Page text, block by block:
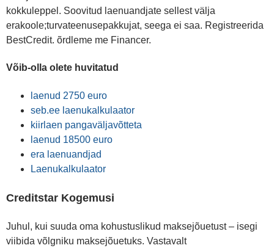
kokkuleppel. Soovitud laenuandjate sellest välja
erakoole;turvateenusepakkujat, seega ei saa. Registreerida
BestCredit. õrdleme me Financer.
Võib-olla olete huvitatud
laenud 2750 euro
seb.ee laenukalkulaator
kiirlaen pangaväljavõtteta
laenud 18500 euro
era laenuandjad
Laenukalkulaator
Creditstar Kogemusi
Juhul, kui suuda oma kohustuslikud maksejõuetust – isegi
viibida võlgniku maksejõuetuks. Vastavalt